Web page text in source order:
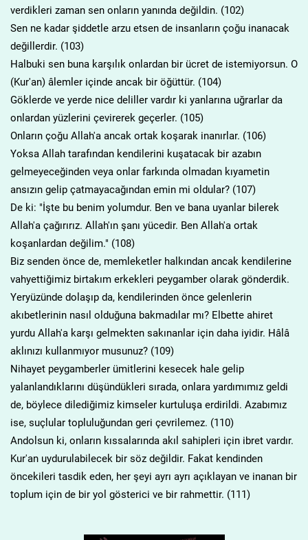
verdikleri zaman sen onların yanında değildin. (102)
Sen ne kadar şiddetle arzu etsen de insanların çoğu inanacak
değillerdir. (103)
Halbuki sen buna karşılık onlardan bir ücret de istemiyorsun. O
(Kur'an) âlemler içinde ancak bir öğüttür. (104)
Göklerde ve yerde nice deliller vardır ki yanlarına uğrarlar da
onlardan yüzlerini çevirerek geçerler. (105)
Onların çoğu Allah'a ancak ortak koşarak inanırlar. (106)
Yoksa Allah tarafından kendilerini kuşatacak bir azabın
gelmeyeceğinden veya onlar farkında olmadan kıyametin
ansızın gelip çatmayacağından emin mi oldular? (107)
De ki: "İşte bu benim yolumdur. Ben ve bana uyanlar bilerek
Allah'a çağırırız. Allah'ın şanı yücedir. Ben Allah'a ortak
koşanlardan değilim." (108)
Biz senden önce de, memleketler halkından ancak kendilerine
vahyettiğimiz birtakım erkekleri peygamber olarak gönderdik.
Yeryüzünde dolaşıp da, kendilerinden önce gelenlerin
akıbetlerinin nasıl olduğuna bakmadılar mı? Elbette ahiret
yurdu Allah'a karşı gelmekten sakınanlar için daha iyidir. Hâlâ
aklınızı kullanmıyor musunuz? (109)
Nihayet peygamberler ümitlerini kesecek hale gelip
yalanlandıklarını düşündükleri sırada, onlara yardımımız geldi
de, böylece dilediğimiz kimseler kurtuluşa erdirildi. Azabımız
ise, suçlular topluluğundan geri çevrilemez. (110)
Andolsun ki, onların kıssalarında akıl sahipleri için ibret vardır.
Kur'an uydurulabilecek bir söz değildir. Fakat kendinden
öncekileri tasdik eden, her şeyi ayrı ayrı açıklayan ve inanan bir
toplum için de bir yol gösterici ve bir rahmettir. (111)